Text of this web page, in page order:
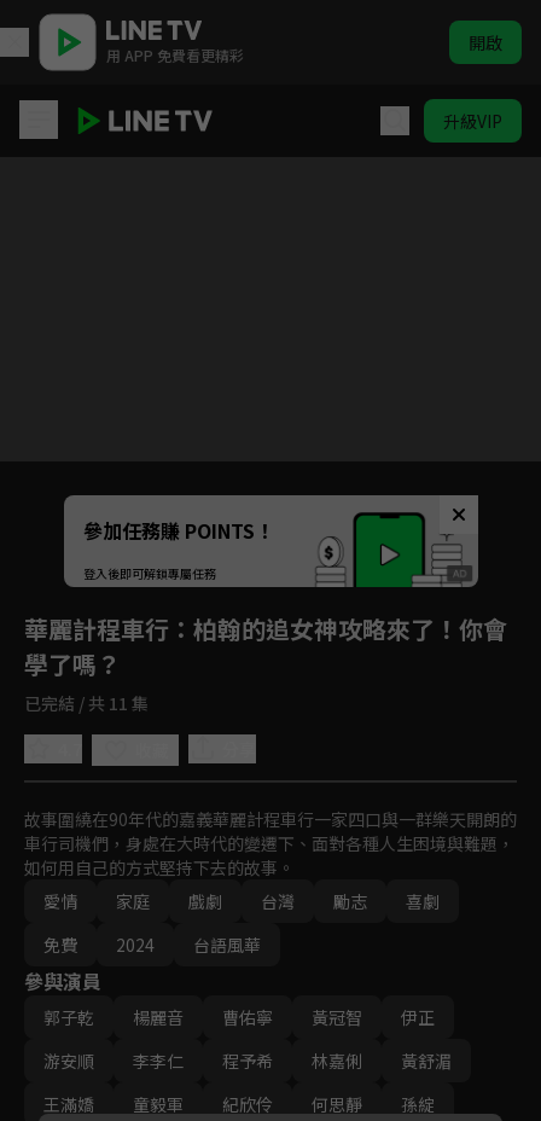
用 APP 免費看更精彩 開啟
升級VIP
Unmute
參加任務賺 POINTS！
登入後即可解鎖專屬任務
華麗計程車行 ：柏翰的追女神攻略來了！你會
學了嗎？
已完結 / 共 11 集
故事圍繞在90年代的嘉義華麗計程車行一家四口與一群樂天開朗的
車行司機們，身處在大時代的變遷下、面對各種人生困境與難題，
如何用自己的方式堅持下去的故事。
愛情
家庭 戲劇 台灣 勵志
喜劇
免費
2024 台語風華
參與演員
郭子乾 楊麗音 曹佑寧 黃冠智
伊正
游安順
李李仁 程予希 林嘉俐
黃舒湄
王滿嬌
童毅軍 紀欣伶 何思靜 孫綻